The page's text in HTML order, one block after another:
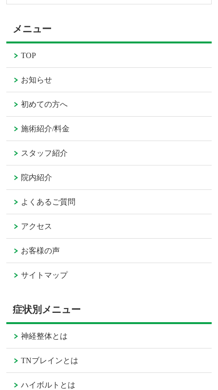
メニュー
TOP
お知らせ
初めての方へ
施術紹介/料金
スタッフ紹介
院内紹介
よくあるご質問
アクセス
お客様の声
サイトマップ
症状別メニュー
神経整体とは
TNブレインとは
ハイボルトとは